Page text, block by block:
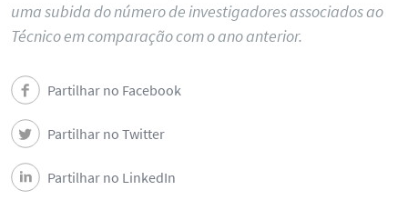
uma subida do número de investigadores associados ao
Técnico em comparação com o ano anterior.
Partilhar no Facebook
Partilhar no Twitter
Partilhar no LinkedIn